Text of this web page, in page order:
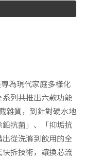
為現代家庭多樣化
列共推出六款功能
雜質，到針對硬水地
抗菌」、「抑垢抗
從洗滌到飲用的全
拆技術，讓換芯流